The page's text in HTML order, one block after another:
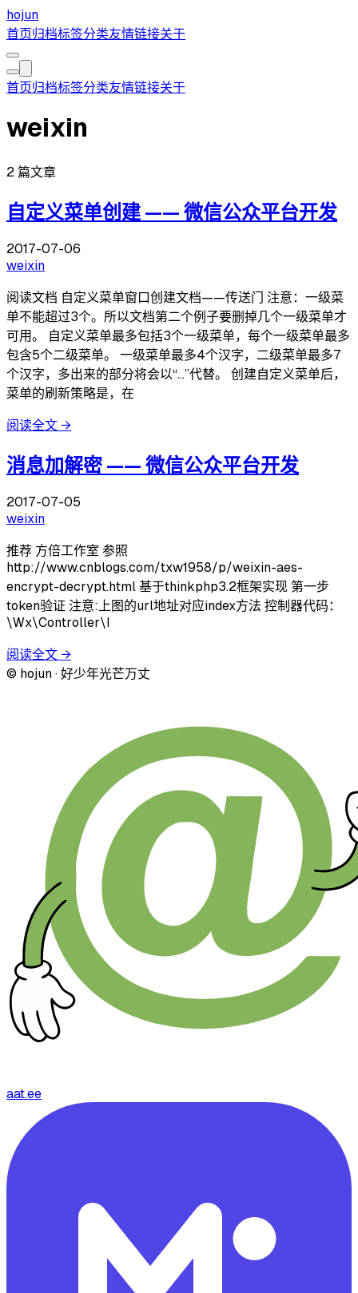
hojun
首页归档标签分类友情链接关于
首页归档标签分类友情链接关于
weixin
2 篇文章
自定义菜单创建 —— 微信公众平台开发
2017-07-06
weixin
阅读文档 自定义菜单窗口创建文档——传送门 注意：一级菜
单不能超过3个。所以文档第二个例子要删掉几个一级菜单才
可用。 自定义菜单最多包括3个一级菜单，每个一级菜单最多
包含5个二级菜单。 一级菜单最多4个汉字，二级菜单最多7
个汉字，多出来的部分将会以“…”代替。 创建自定义菜单后，
菜单的刷新策略是，在
阅读全文 →
消息加解密 —— 微信公众平台开发
2017-07-05
weixin
推荐 方倍工作室 参照
http://www.cnblogs.com/txw1958/p/weixin-aes-
encrypt-decrypt.html 基于thinkphp3.2框架实现 第一步
token验证 注意:上图的url地址对应index方法 控制器代码：
\Wx\Controller\I
阅读全文 →
© hojun · 好少年光芒万丈
aat.ee